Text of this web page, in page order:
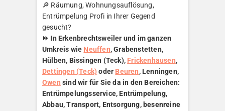
🔎 Räumung, Wohnungsauflösung,
Entrümpelung Profi in Ihrer Gegend
gesucht?
⏩ In Erkenbrechtsweiler und im ganzen
Umkreis wie Neuffen, Grabenstetten,
Hülben, Bissingen (Teck), Frickenhausen,
Dettingen (Teck) oder Beuren, Lenningen,
Owen sind wir für Sie da in den Bereichen:
Entrümpelungsservice, Entrümpelung,
Abbau, Transport, Entsorgung, besenreine